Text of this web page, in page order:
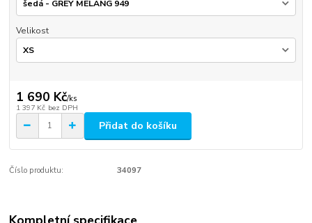
Velikost
1 690 Kč/ks
1 397 Kč bez DPH
Přidat do košíku
Číslo produktu: 34097